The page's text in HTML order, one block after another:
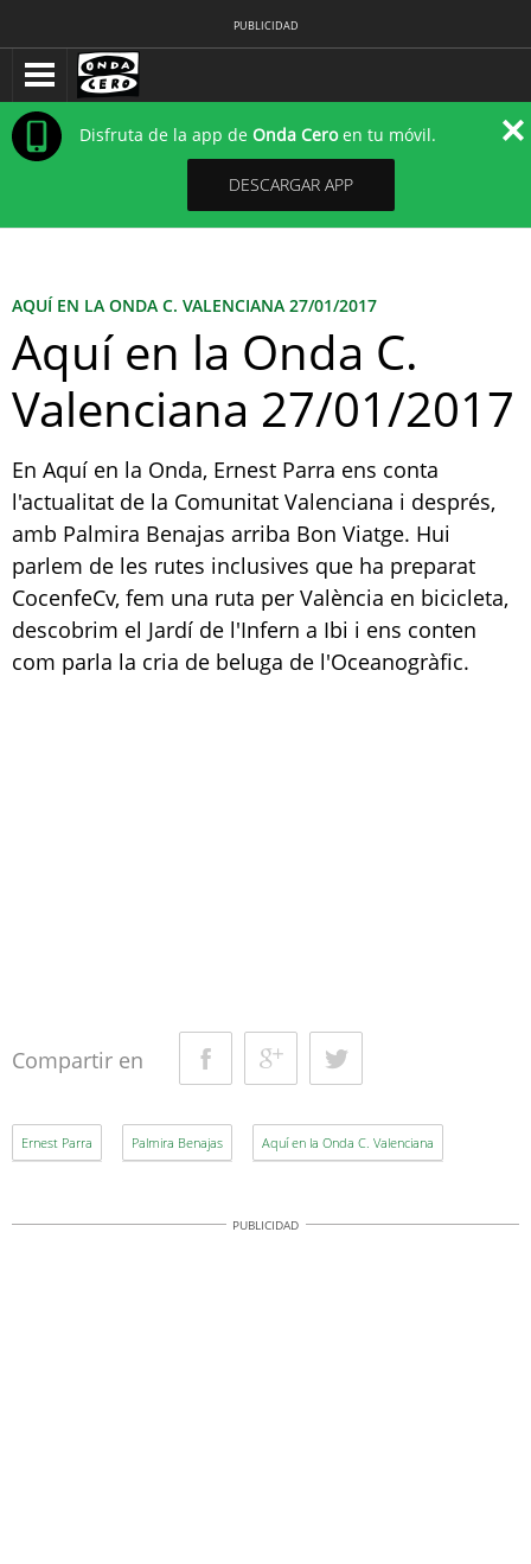
PUBLICIDAD
Disfruta de la app de Onda Ceroen tu móvil.
DESCARGAR APP
AQUÍ EN LA ONDA C. VALENCIANA 27/01/2017
Aquí en la Onda C.
Valenciana 27/01/2017
En Aquí en la Onda, Ernest Parra ens conta
l'actualitat de la Comunitat Valenciana i després,
amb Palmira Benajas arriba Bon Viatge. Hui
parlem de les rutes inclusives que ha preparat
CocenfeCv, fem una ruta per València en bicicleta,
descobrim el Jardí de l'Infern a Ibi i ens conten
com parla la cria de beluga de l'Oceanogràfic.
Compartir en
Ernest Parra Palmira Benajas Aquí en la Onda C. Valenciana
PUBLICIDAD